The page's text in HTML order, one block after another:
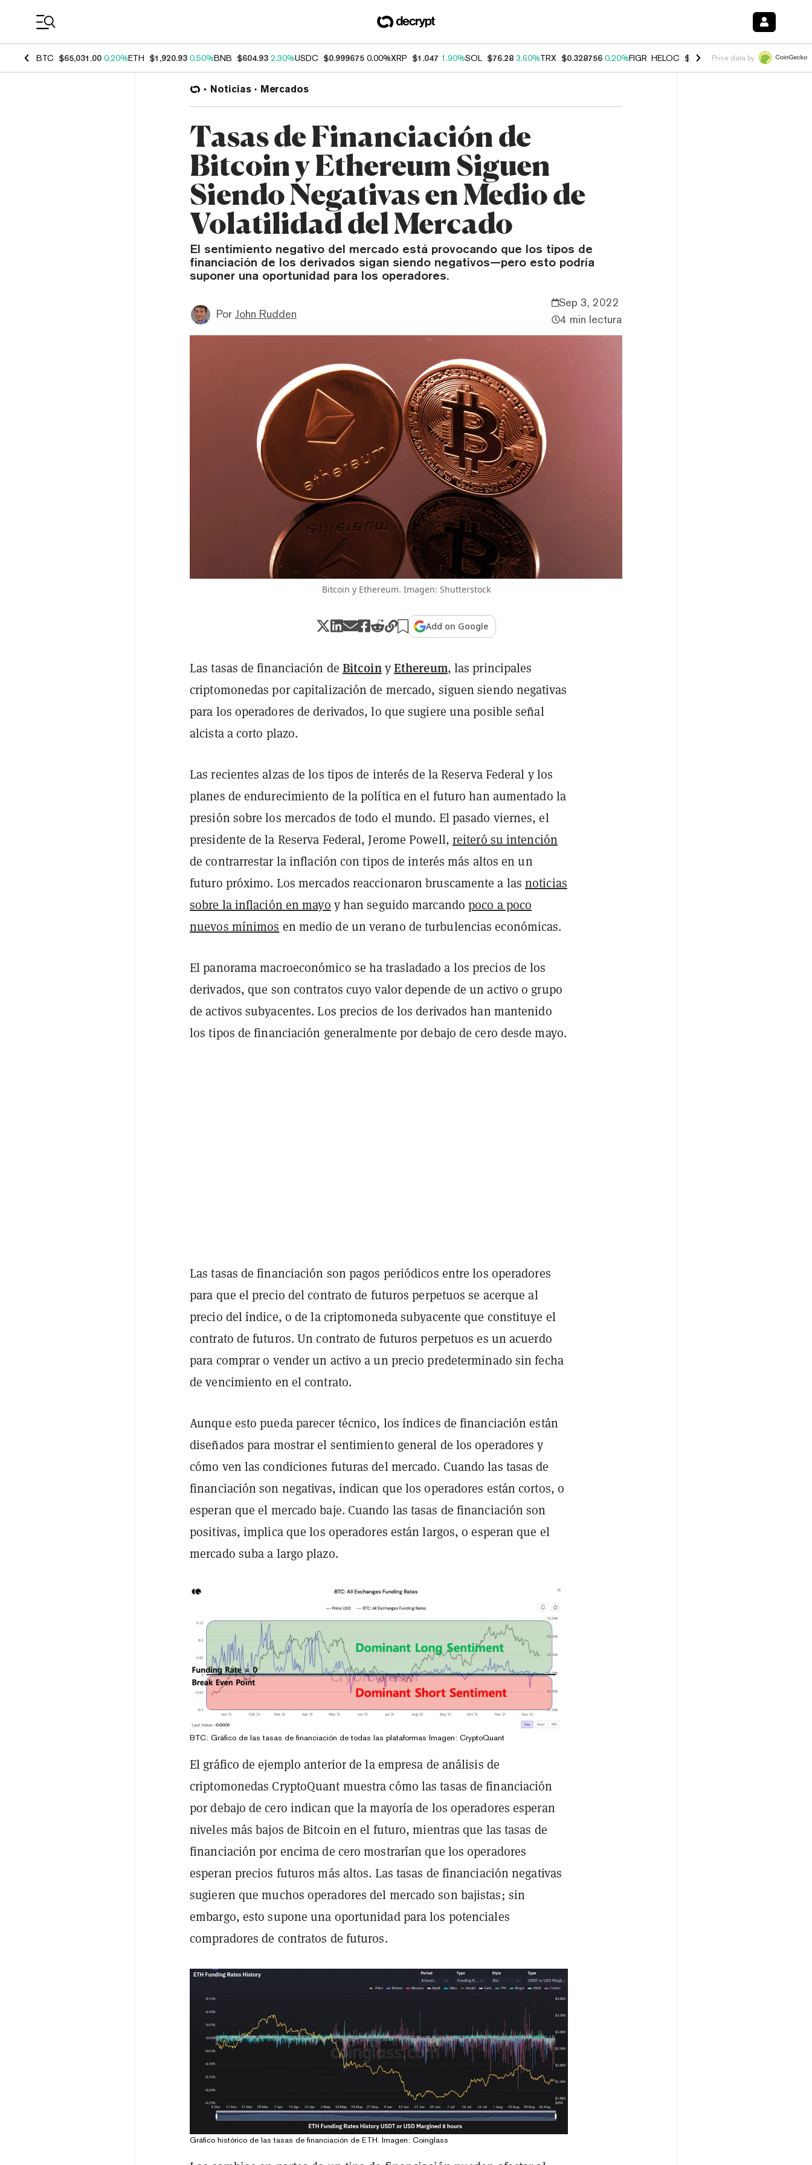
BTC $65,031.00 0.20%ETH $1,920.93 0.50%BNB $604.93 2.30%USDC $0.999675 0.00%XRP $1.047 1.90%SOL $76.28 3.60%TRX $0.328756 0.20%FIGR_HELOC $1.006 -2.70%HYPE $54.91 -
Price data by
Noticias Mercados
Tasas de Financiación de
Bitcoin y Ethereum Siguen
Siendo Negativas en Medio de
Volatilidad del Mercado
El sentimiento negativo del mercado está provocando que los tipos de
financiación de los derivados sigan siendo negativos—pero esto podría
suponer una oportunidad para los operadores.
Por John Rudden
Sep 3, 2022
4 min lectura
Bitcoin y Ethereum. Imagen: Shutterstock
Add on Google
Las tasas de financiación de BitcoinyEthereum, las principales
criptomonedas por capitalización de mercado, siguen siendo negativas
para los operadores de derivados, lo que sugiere una posible señal
alcista a corto plazo.
Las recientes alzas de los tipos de interés de la Reserva Federal y los
planes de endurecimiento de la política en el futuro han aumentado la
presión sobre los mercados de todo el mundo. El pasado viernes, el
presidente de la Reserva Federal, Jerome Powell, reiteró su intención
de contrarrestar la inflación con tipos de interés más altos en un
futuro próximo. Los mercados reaccionaron bruscamente a lasnoticias
sobre la inflación en mayo y han seguido marcandopoco a poco
nuevos mínimos en medio de un verano de turbulencias económicas.
El panorama macroeconómico se ha trasladado a los precios de los
derivados, que son contratos cuyo valor depende de un activo o grupo
de activos subyacentes. Los precios de los derivados han mantenido
los tipos de financiación generalmente por debajo de cero desde mayo.
Las tasas de financiación son pagos periódicos entre los operadores
para que el precio del contrato de futuros perpetuos se acerque al
precio del índice, o de la criptomoneda subyacente que constituye el
contrato de futuros. Un contrato de futuros perpetuos es un acuerdo
para comprar o vender un activo a un precio predeterminado sin fecha
de vencimiento en el contrato.
Aunque esto pueda parecer técnico, los índices de financiación están
diseñados para mostrar el sentimiento general de los operadores y
cómo ven las condiciones futuras del mercado. Cuando las tasas de
financiación son negativas, indican que los operadores están cortos, o
esperan que el mercado baje. Cuando las tasas de financiación son
positivas, implica que los operadores están largos, o esperan que el
mercado suba a largo plazo.
BTC: Gráfico de las tasas de financiación de todas las plataformas Imagen: CryptoQuant
El gráfico de ejemplo anterior de la empresa de análisis de
criptomonedas CryptoQuant muestra cómo las tasas de financiación
por debajo de cero indican que la mayoría de los operadores esperan
niveles más bajos de Bitcoin en el futuro, mientras que las tasas de
financiación por encima de cero mostrarían que los operadores
esperan precios futuros más altos. Las tasas de financiación negativas
sugieren que muchos operadores del mercado son bajistas; sin
embargo, esto supone una oportunidad para los potenciales
compradores de contratos de futuros.
Gráfico histórico de las tasas de financiación de ETH. Imagen: Coinglass